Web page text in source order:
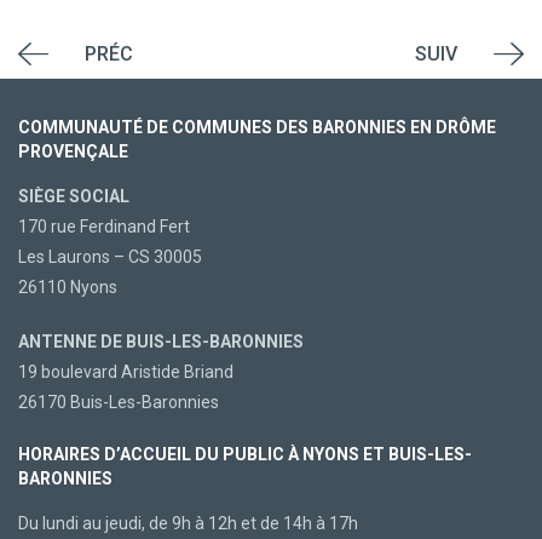
PRÉC SUIV
COMMUNAUTÉ DE COMMUNES DES BARONNIES EN DRÔME
PROVENÇALE
SIÈGE SOCIAL
170 rue Ferdinand Fert
Les Laurons – CS 30005
26110 Nyons
ANTENNE DE BUIS-LES-BARONNIES
19 boulevard Aristide Briand
26170 Buis-Les-Baronnies
HORAIRES D’ACCUEIL DU PUBLIC À NYONS ET BUIS-LES-
BARONNIES
Du lundi au jeudi, de 9h à 12h et de 14h à 17h